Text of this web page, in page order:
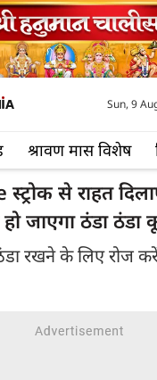
श्रावण मास विशेष
Sun, 9
से राहत
हो जाएगा ठंडा
रखने के लिए रोज